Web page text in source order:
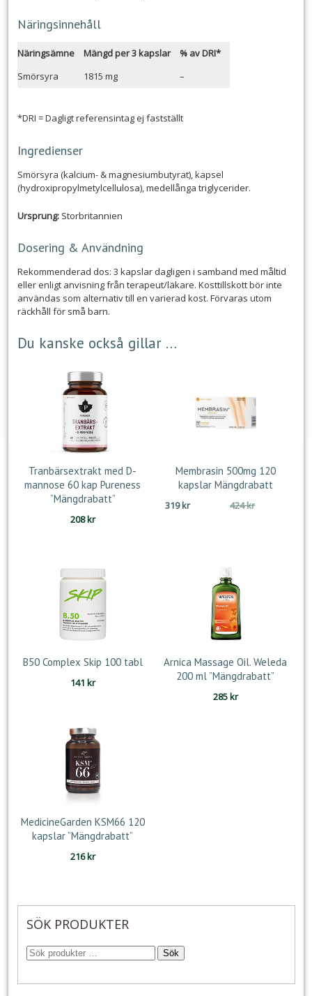
Näringsinnehåll
Näringsämne Mängd per 3 kapslar
% av DRI*
Smörsyra
1815 mg –
*DRI = Dagligt referensintag ej fastställt
Ingredienser
Smörsyra (kalcium- & magnesiumbutyrat), kapsel
(hydroxipropylmetylcellulosa), medellånga triglycerider.
Ursprung:Storbritannien
Dosering & Användning
Rekommenderad dos: 3 kapslar dagligen i samband med måltid
eller enligt anvisning från terapeut/läkare. Kosttillskott bör inte
användas som alternativ till en varierad kost. Förvaras utom
räckhåll för små barn.
Du kanske också gillar …
Tranbärsextrakt med D-
mannose 60 kap Pureness
”Mängdrabatt”
208kr
Membrasin 500mg 120
kapslar Mängdrabatt
424krDet
319kr
Det
B50 Complex Skip 100 tabl
141 kr
Arnica Massage Oil. Weleda
200 ml ”Mängdrabatt”
285kr
MedicineGarden KSM66 120
kapslar ”Mängdrabatt”
216kr
SÖK PRODUKTER
Sök